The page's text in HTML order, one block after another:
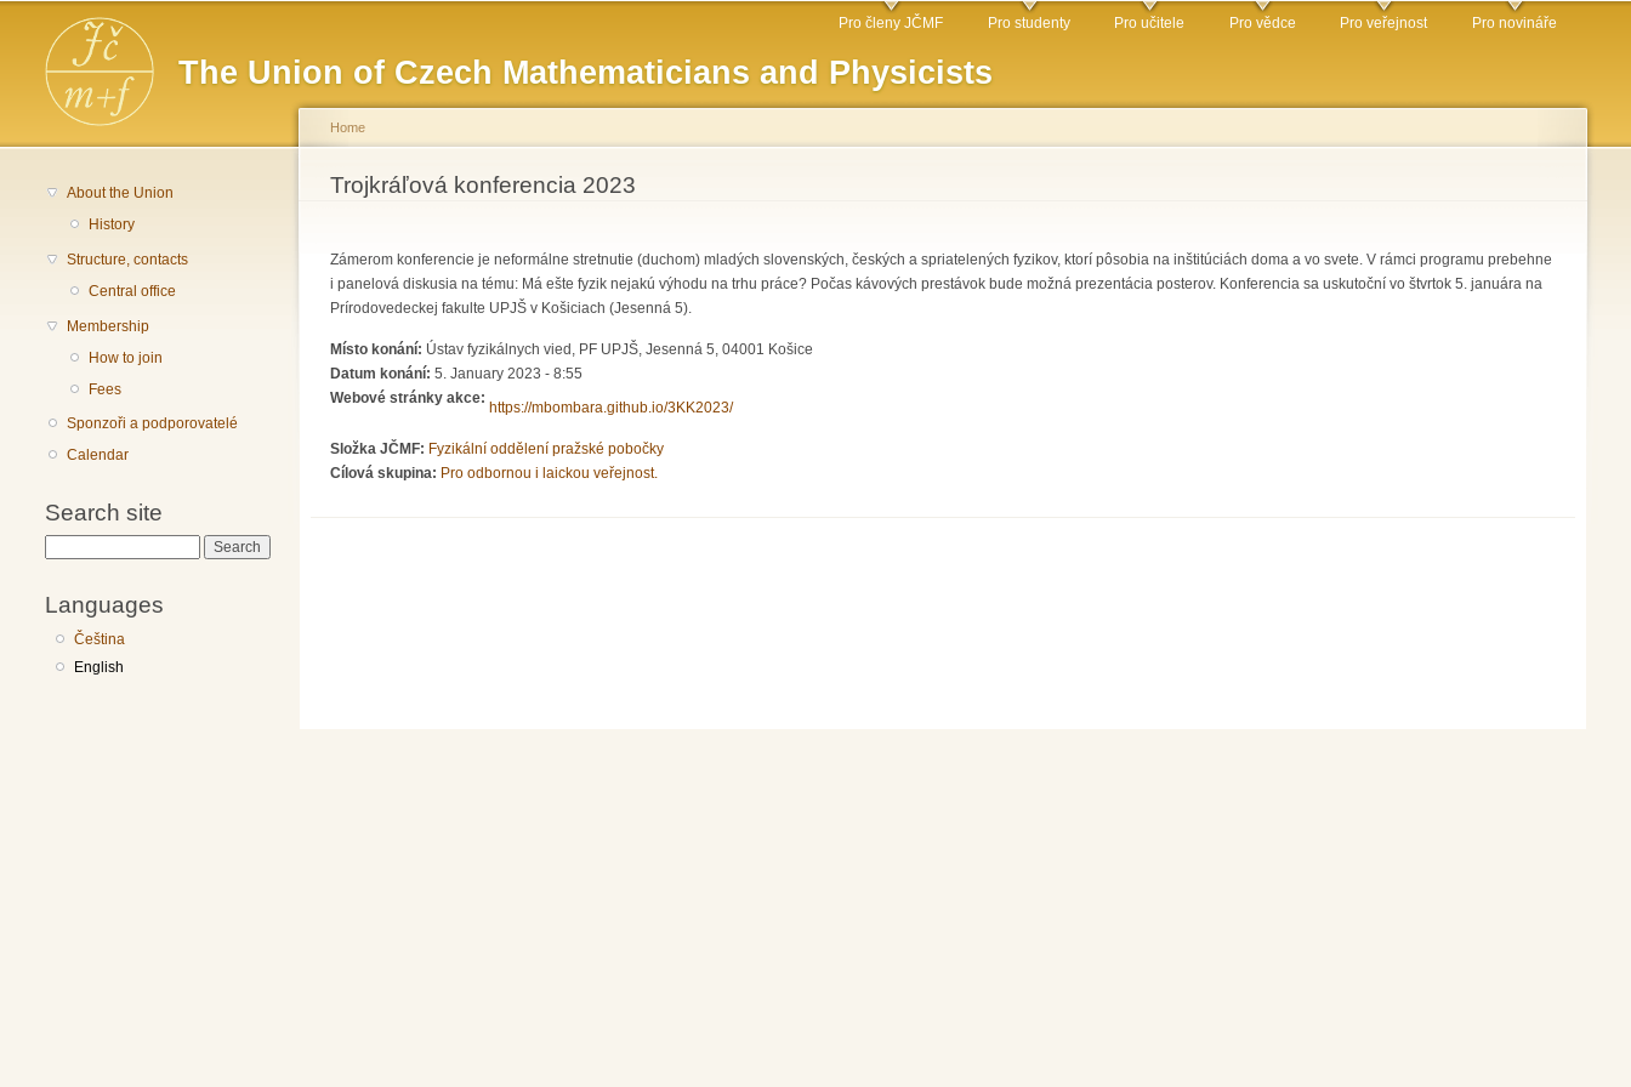
The Union of Czech Mathematicians and Physicists
Main menu Pro členy JČMF Pro studenty Pro učitele Pro vědce Pro veřejnost Pro novináře
About the Union
History
Structure, contacts
Central office
Membership
How to join
Fees
Sponzoři a podporovatelé
Calendar
Search site
Languages
Čeština
English
You are here
Home
Trojkráľová konferencia 2023
Zámerom konferencie je neformálne stretnutie (duchom) mladých slovenských, českých a spriatelených fyzikov, ktorí pôsobia na inštitúciách doma a vo svete. V rámci programu prebehne
i panelová diskusia na tému: Má ešte fyzik nejakú výhodu na trhu práce? Počas kávových prestávok bude možná prezentácia posterov. Konferencia sa uskutoční vo štvrtok 5. januára na
Prírodovedeckej fakulte UPJŠ v Košiciach (Jesenná 5).
Místo konání: Ústav fyzikálnych vied, PF UPJŠ, Jesenná 5, 04001 Košice
Datum konání: 5. January 2023 - 8:55
Webové stránky akce:
https://mbombara.github.io/3KK2023/
Složka JČMF: Fyzikální oddělení pražské pobočky
Cílová skupina: Pro odbornou i laickou veřejnost.